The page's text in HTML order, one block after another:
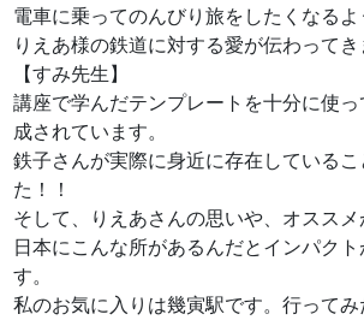
電車に乗ってのんびり旅をしたくなるよ
りえあ様の鉄道に対する愛が伝わってき
【すみ先生】
講座で学んだテンプレートを十分に使
成されています。
鉄子さんが実際に身近に存在している
た！
そして、りえあさんの思いや、オススメ
日本にこんな所があるんだとインパク
す。
私のお気に入りは幾寅駅です。行ってみ